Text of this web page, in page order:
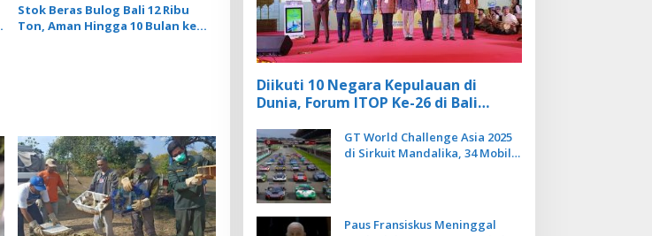
Stok Beras Bulog Bali 12 Ribu
Ton, Aman Hingga 10 Bulan ke
Diikuti 10 Negara Kepulauan di
Dunia, Forum ITOP Ke-26 di Bali
Berbasis Alam dan Budaya
GT World Challenge Asia 2025
di Sirkuit Mandalika, 34 Mobil
Paus Fransiskus Meninggal